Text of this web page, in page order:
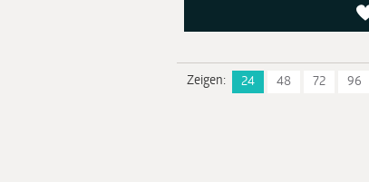
Zeigen: 24 48 72 96